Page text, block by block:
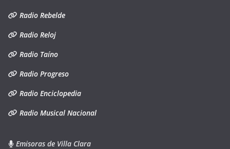
Radio Rebelde
Radio Reloj
Radio Taíno
Radio Progreso
Radio Enciclopedia
Radio Musical Nacional
Emisoras de Villa Clara